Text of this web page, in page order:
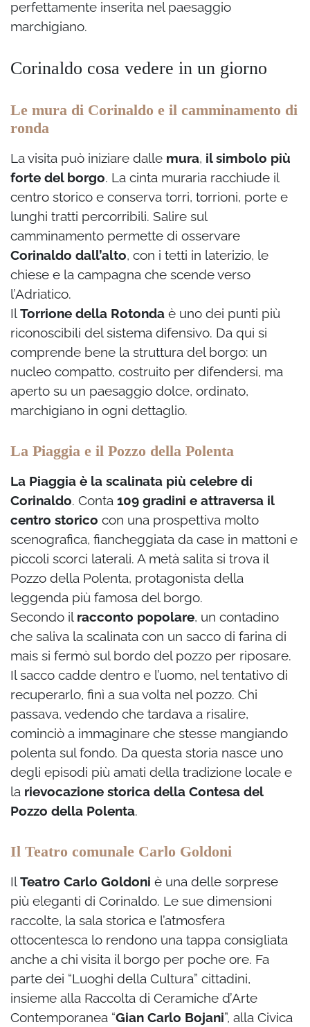
perfettamente inserita nel paesaggio
marchigiano.
Corinaldo cosa vedere in un giorno
Le mura di Corinaldo e il camminamento di
ronda
La visita può iniziare dalle mura, il simbolo più
forte del borgo. La cinta muraria racchiude il
centro storico e conserva torri, torrioni, porte e
lunghi tratti percorribili. Salire sul
camminamento permette di osservare
Corinaldo dall’alto, con i tetti in laterizio, le
chiese e la campagna che scende verso
l’Adriatico.
IlTorrione della Rotonda è uno dei punti più
riconoscibili del sistema difensivo. Da qui si
comprende bene la struttura del borgo: un
nucleo compatto, costruito per difendersi, ma
aperto su un paesaggio dolce, ordinato,
marchigiano in ogni dettaglio.
La Piaggia e il Pozzo della Polenta
La Piaggia è la scalinata più celebre di
Corinaldo. Conta 109 gradini e attraversa il
centro storico con una prospettiva molto
scenografica, fiancheggiata da case in mattoni e
piccoli scorci laterali. A metà salita si trova il
Pozzo della Polenta, protagonista della
leggenda più famosa del borgo.
Secondo il racconto popolare, un contadino
che saliva la scalinata con un sacco di farina di
mais si fermò sul bordo del pozzo per riposare.
Il sacco cadde dentro e l’uomo, nel tentativo di
recuperarlo, finì a sua volta nel pozzo. Chi
passava, vedendo che tardava a risalire,
cominciò a immaginare che stesse mangiando
polenta sul fondo. Da questa storia nasce uno
degli episodi più amati della tradizione locale e
la rievocazione storica della Contesa del
Pozzo della Polenta.
Il Teatro comunale Carlo Goldoni
IlTeatro Carlo Goldoni è una delle sorprese
più eleganti di Corinaldo. Le sue dimensioni
raccolte, la sala storica e l’atmosfera
ottocentesca lo rendono una tappa consigliata
anche a chi visita il borgo per poche ore. Fa
parte dei “Luoghi della Cultura” cittadini,
insieme alla Raccolta di Ceramiche d’Arte
Contemporanea “Gian Carlo Bojani”, alla Civica